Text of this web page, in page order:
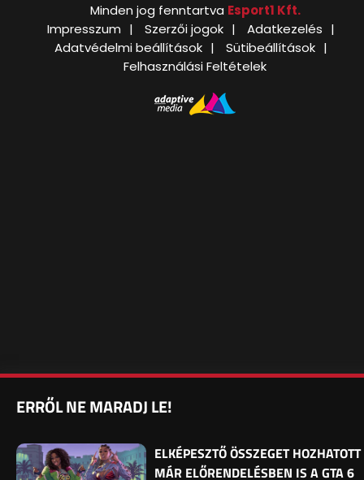
Minden jog fenntartva Esport1 Kft.
Impresszum
Szerzői jogok
Adatkezelés
Adatvédelmi beállítások
Sütibeállítások
Felhasználási Feltételek
ERRŐL NE MARADJ LE!
ELKÉPESZTŐ ÖSSZEGET HOZHATOTT
MÁR ELŐRENDELÉSBEN IS A GTA 6